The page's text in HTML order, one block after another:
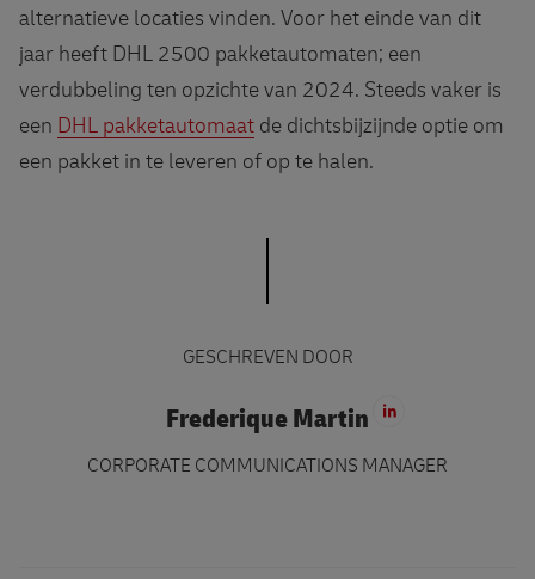
alternatieve locaties vinden. Voor het einde van dit
jaar heeft DHL 2500 pakketautomaten; een
verdubbeling ten opzichte van 2024. Steeds vaker is
een DHL pakketautomaat de dichtsbijzijnde optie om
een pakket in te leveren of op te halen.
GESCHREVEN DOOR
Frederique Martin Ga naar
CORPORATE COMMUNICATIONS MANAGER